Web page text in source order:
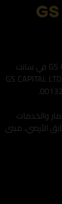
تم تسجيل GS CAPITAL LTD في سانت
لوسيا تحت رقم شركتنا: GS CAPITAL LTD
والخدمات
الأرضي، مبنى